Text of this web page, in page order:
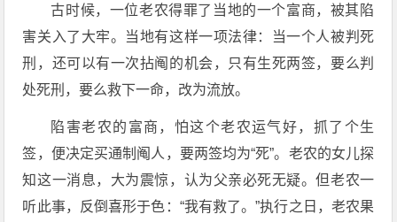
古时候，一位老农得罪了当地的一个富商，被其陷
害关入了大牢。当地有这样一项法律：当一个人被判死
刑，还可以有一次拈阄的机会，只有生死两签，要么判
处死刑，要么救下一命，改为流放。
陷害老农的富商，怕这个老农运气好，抓了个生
签，便决定买通制阄人，要两签均为“死”。老农的女儿探
知这一消息，大为震惊，认为父亲必死无疑。但老农一
听此事，反倒喜形于色：“我有救了。”执行之日，老农果